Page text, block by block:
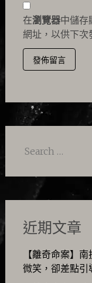
在瀏覽器中儲存
網址，以供下次
Search
近期文章
【離奇命案】
微笑，卻差點引